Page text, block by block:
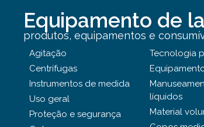
Equipamento de
produtos, equipamentos e
Agitação
Centrífugas
Instrumentos de medida
Uso geral
Proteção e segurança
Tecnologia
líquidos
Material